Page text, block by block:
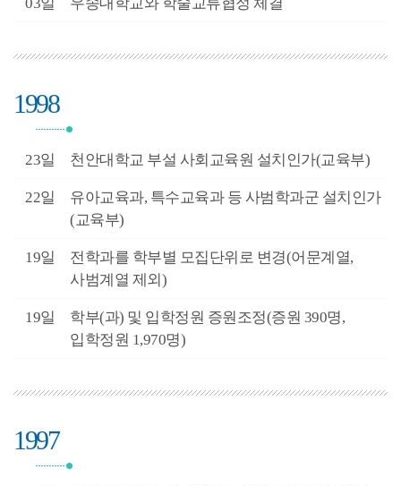
1998
23일 천안대학교 부설 사회교육원 설치인가(교육부)
22일
유아교육과, 특수교육과 등 사범학과군 설치인가
(교육부)
19일
전학과를 학부별 모집단위로 변경(어문계열,
사범계열 제외)
19일
학부(과) 및 입학정원 증원조정(증원 390명,
입학정원 1,970명)
1997